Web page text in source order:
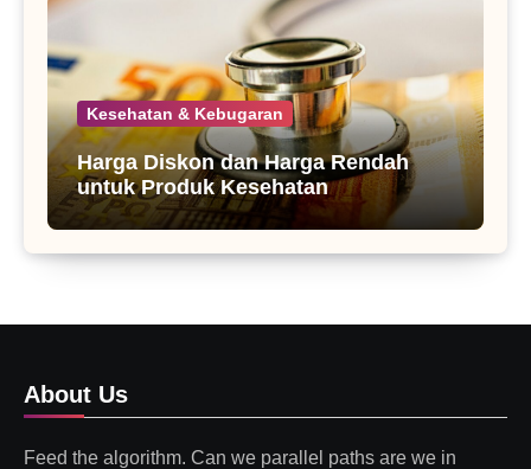
Kesehatan & Kebugaran
Harga Diskon dan Harga Rendah
untuk Produk Kesehatan
About Us
Feed the algorithm. Can we parallel paths are we in